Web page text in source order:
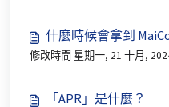
什麼時候會拿到
修改時間 星期一, 21 十月,
「APR」是什麼？